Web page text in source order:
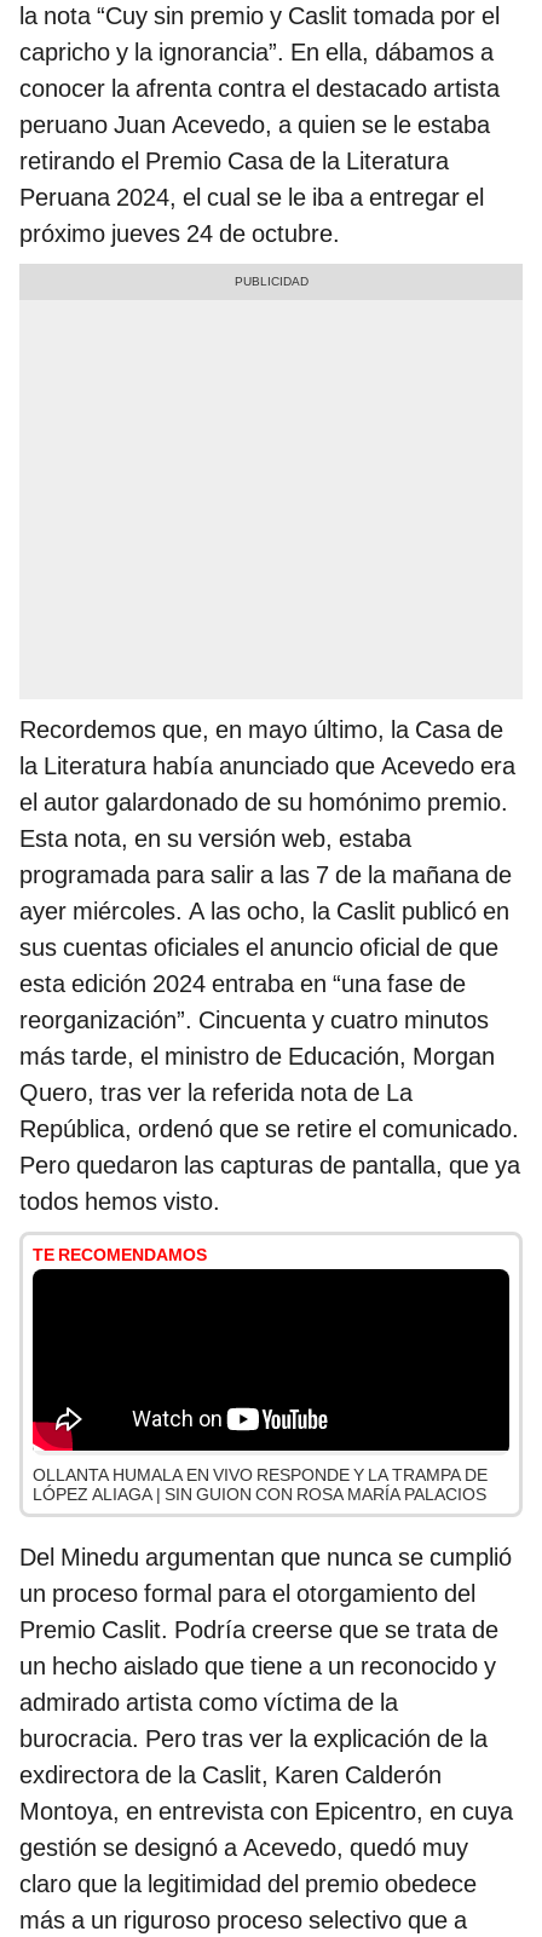
la nota “Cuy sin premio y Caslit tomada por el
capricho y la ignorancia”. En ella, dábamos a
conocer la afrenta contra el destacado artista
peruano Juan Acevedo, a quien se le estaba
retirando el Premio Casa de la Literatura
Peruana 2024, el cual se le iba a entregar el
próximo jueves 24 de octubre.
Recordemos que, en mayo último, la Casa de
la Literatura había anunciado que Acevedo era
el autor galardonado de su homónimo premio.
Esta nota, en su versión web, estaba
programada para salir a las 7 de la mañana de
ayer miércoles. A las ocho, la Caslit publicó en
sus cuentas oficiales el anuncio oficial de que
esta edición 2024 entraba en “una fase de
reorganización”. Cincuenta y cuatro minutos
más tarde, el ministro de Educación, Morgan
Quero, tras ver la referida nota de La
República, ordenó que se retire el comunicado.
Pero quedaron las capturas de pantalla, que ya
todos hemos visto.
TE RECOMENDAMOS
OLLANTA HUMALA EN VIVO RESPONDE Y LA TRAMPA DE
LÓPEZ ALIAGA | SIN GUION CON ROSA MARÍA PALACIOS
Del Minedu argumentan que nunca se cumplió
un proceso formal para el otorgamiento del
Premio Caslit. Podría creerse que se trata de
un hecho aislado que tiene a un reconocido y
admirado artista como víctima de la
burocracia. Pero tras ver la explicación de la
exdirectora de la Caslit, Karen Calderón
Montoya, en entrevista con Epicentro, en cuya
gestión se designó a Acevedo, quedó muy
claro que la legitimidad del premio obedece
más a un riguroso proceso selectivo que a